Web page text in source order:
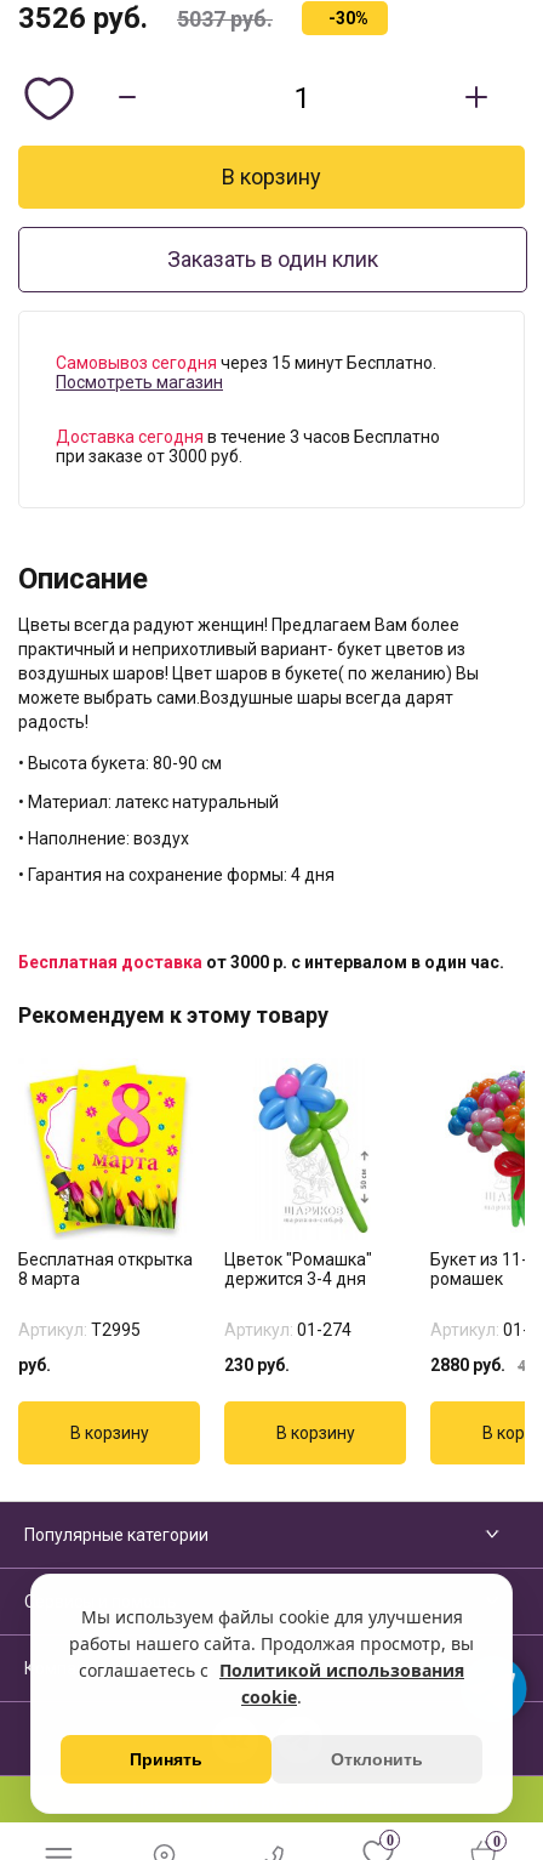
Мы используем файлы cookie для улучшения
работы нашего сайта. Продолжая просмотр, вы
соглашаетесь с Политикой использования
cookie.
Принять Отклонить
3526 руб. 5037руб. -30%
Заказать в один клик
Самовывоз сегодня через 15 минут Бесплатно.
Посмотреть магазин
Доставка сегодня в течение 3 часов Бесплатно
при заказе от 3000 руб.
Описание
Цветы всегда радуют женщин! Предлагаем Вам более
практичный и неприхотливый вариант- букет цветов из
воздушных шаров! Цвет шаров в букете( по желанию) Вы
можете выбрать сами. Воздушные шары всегда дарят
радость!
• Высота букета: 80-90 см
• Материал: латекс натуральный
• Наполнение: воздух
• Гарантия на сохранение формы: 4 дня
Бесплатная доставка от 3000 р. с интервалом в один час.
Рекомендуем к этому товару
Бесплатная открытка
8 марта
Артикул: Т2995
руб.
Цветок "Ромашка"
держится 3-4 дня
Артикул: 01-274
230 руб.
Букет из 11-
ромашек
Артикул: 01-
2880 руб.
Популярные категории
Сервисы и помощь
Компания
0 0